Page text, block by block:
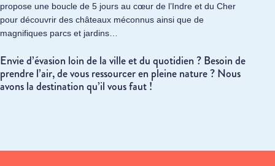
propose une boucle de 5 jours au cœur de l’Indre et du Cher
pour découvrir des châteaux méconnus ainsi que de
magnifiques parcs et jardins…
Envie d’évasion loin de la ville et du quotidien ? Besoin de
prendre l’air, de vous ressourcer en pleine nature ? Nous
avons la destination qu’il vous faut !